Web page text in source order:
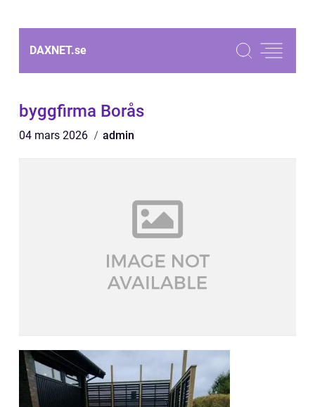
DAXNET.se
byggfirma Borås
04 mars 2026 admin